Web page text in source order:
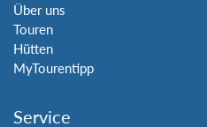
Über uns
Touren
Hütten
MyTourentipp
Service